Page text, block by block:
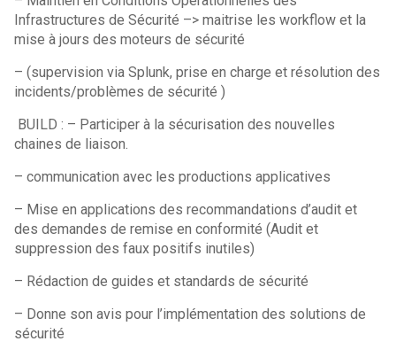
Infrastructures de Sécurité –> maitrise les workflow et la
mise à jours des moteurs de sécurité
– (supervision via Splunk, prise en charge et résolution des
incidents/problèmes de sécurité )
BUILD : – Participer à la sécurisation des nouvelles
chaines de liaison.
– communication avec les productions applicatives
– Mise en applications des recommandations d’audit et
des demandes de remise en conformité (Audit et
suppression des faux positifs inutiles)
– Rédaction de guides et standards de sécurité
– Donne son avis pour l’implémentation des solutions de
sécurité